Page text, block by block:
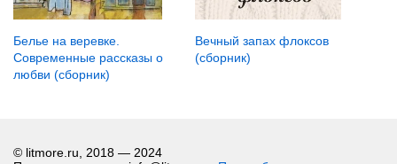
Белье на веревке.
Современные рассказы о
любви (сборник)
Вечный запах флоксов
(сборник)
© litmore.ru, 2018 — 2024